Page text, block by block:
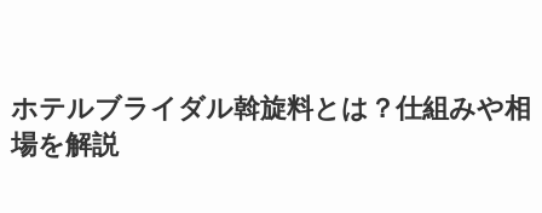
ホテルブライダル斡旋料とは？仕組みや相
場を解説